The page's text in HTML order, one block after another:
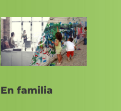
En familia